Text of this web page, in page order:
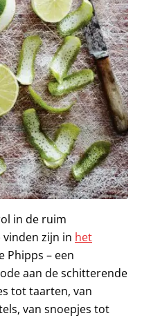
in de ruim
zijn in het
Phipps – een
aan de schitterende
tot taarten, van
van snoepjes tot